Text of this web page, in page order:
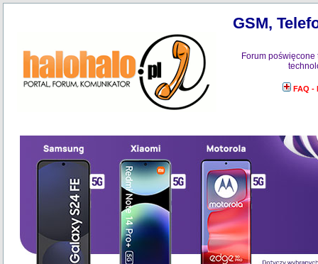
GSM,
Forum
FAQ -